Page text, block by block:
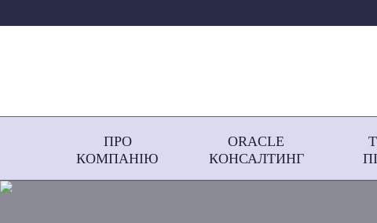
ПРО
КОМПАНІЮ
ORACLE
КОНСАЛТИНГ